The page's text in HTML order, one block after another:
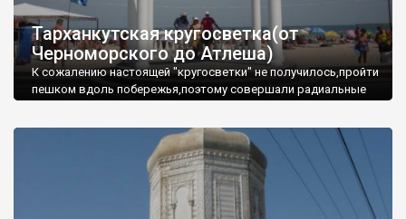
Тарханкутская кругосветка(от
Черноморского до Атлеша)
К сожалению настоящей "кругосветки" не получилось,пройти
пешком вдоль побережья,поэтому совершали радиальные